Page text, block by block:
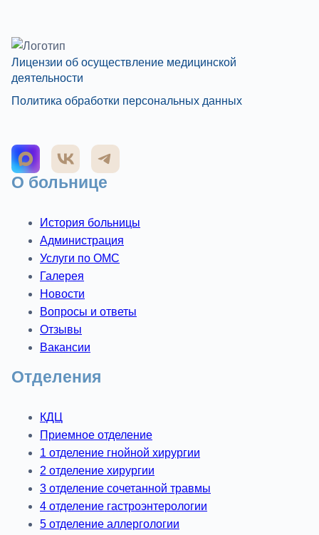
Лицензии об осуществление медицинской
деятельности
Политика обработки персональных данных
О больнице
История больницы
Администрация
Услуги по ОМС
Галерея
Новости
Вопросы и ответы
Отзывы
Вакансии
Отделения
КДЦ
Приемное отделение
1 отделение гнойной хирургии
2 отделение хирургии
3 отделение сочетанной травмы
4 отделение гастроэнтерологии
5 отделение аллергологии